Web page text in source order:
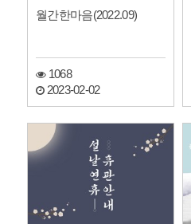
월간한마음(2022.09)
1068
2023-02-02